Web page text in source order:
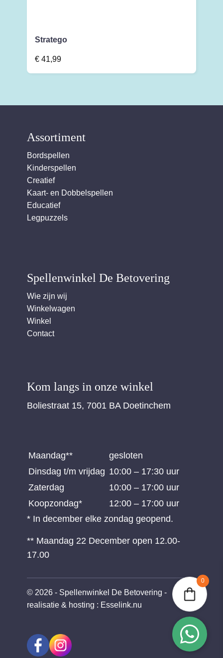
0
Stratego
€ 41,99
Assortiment
Bordspellen
Kinderspellen
Creatief
Kaart- en Dobbelspellen
Educatief
Legpuzzels
Spellenwinkel De Betover​ing
Wie zijn wij
Winkelwagen
Winkel
Contact
Kom langs in onze winkel
Boliestraat 15, 7001 BA Doetinchem
Maandag**
gesloten
Dinsdag t/m vrijdag 10:00 – 17:30 uur
Zaterdag
10:00 – 17:00 uur
Koopzondag*
12:00 – 17:00 uur
* In december elke zondag geopend.
** Maandag 22 December open 12.00-
17.00
© 2026 - Spellenwinkel De Betovering -
realisatie & hosting : Esselink.nu